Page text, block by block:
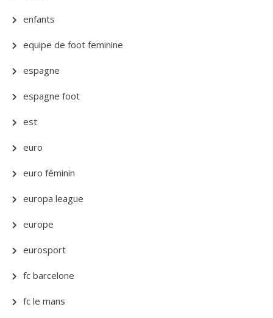
enfants
equipe de foot feminine
espagne
espagne foot
est
euro
euro féminin
europa league
europe
eurosport
fc barcelone
fc le mans